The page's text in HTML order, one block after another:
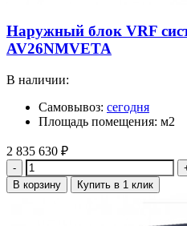
Наружный блок VRF
AV26NMVETA
В наличии:
Самовывоз: сегодня
Площадь помещения: м2
2 835 630 ₽
Количество
В корзину Купить в 1 клик